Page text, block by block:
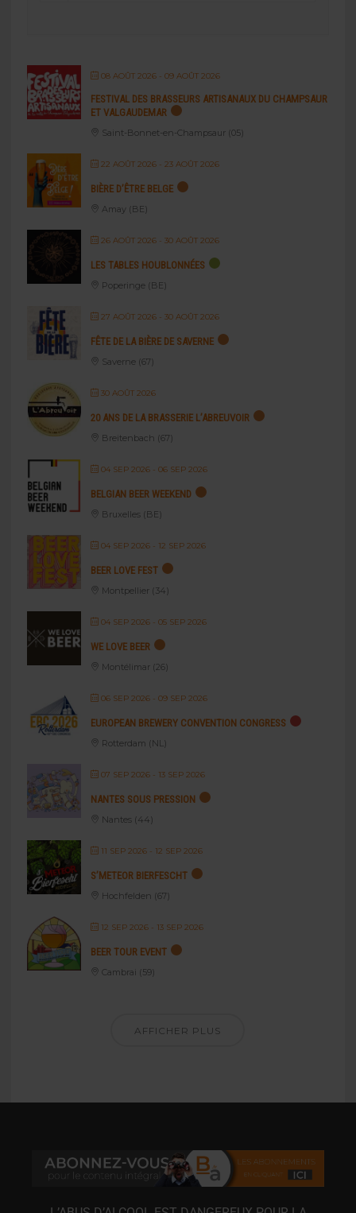
08 AOÛT 2026- 09 AOÛT 2026
FESTIVAL DES BRASSEURS ARTISANAUX DU CHAMPSAUR
ET VALGAUDEMAR
Saint-Bonnet-en-Champsaur (05)
22 AOÛT 2026- 23 AOÛT 2026
BIÈRE D’ÊTRE BELGE
Amay (BE)
26 AOÛT 2026- 30 AOÛT 2026
LES TABLES HOUBLONNÉES
Poperinge (BE)
27 AOÛT 2026- 30 AOÛT 2026
FÊTE DE LA BIÈRE DE SAVERNE
Saverne (67)
30 AOÛT 2026
20 ANS DE LA BRASSERIE L’ABREUVOIR
Breitenbach (67)
04 SEP 2026- 06 SEP 2026
BELGIAN BEER WEEKEND
Bruxelles (BE)
04 SEP 2026- 12 SEP 2026
BEER LOVE FEST
Montpellier (34)
04 SEP 2026- 05 SEP 2026
WE LOVE BEER
Montélimar (26)
06 SEP 2026- 09 SEP 2026
EUROPEAN BREWERY CONVENTION CONGRESS
Rotterdam (NL)
07 SEP 2026- 13 SEP 2026
NANTES SOUS PRESSION
Nantes (44)
11 SEP 2026- 12 SEP 2026
S’METEOR BIERFESCHT
Hochfelden (67)
12 SEP 2026- 13 SEP 2026
BEER TOUR EVENT
Cambrai (59)
AFFICHER PLUS